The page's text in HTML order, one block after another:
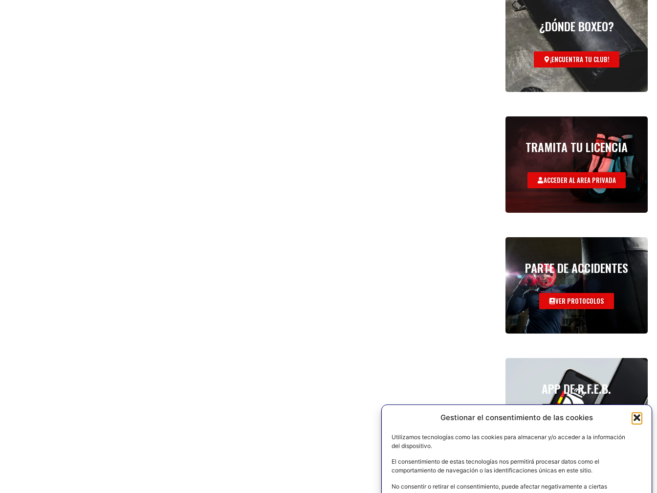
Gestionar el consentimiento de las cookies
Utilizamos tecnologías como las cookies para almacenar y/o acceder a la información
del dispositivo.
El consentimiento de estas tecnologías nos permitirá procesar datos como el
comportamiento de navegación o las identificaciones únicas en este sitio.
No consentir o retirar el consentimiento, puede afectar negativamente a ciertas
¿DÓNDE BOXEO?
¡ENCUENTRA TU CLUB!
TRAMITA TU LICENCIA
ACCEDER AL AREA PRIVADA
PARTE DE ACCIDENTES
VER PROTOCOLOS
APP DE R.F.E.B.